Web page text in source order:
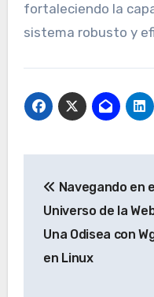
fortaleciendo la
sistema robusto y
de
entradas
Navegando en
Universo de la
Una Odisea con
en Linux